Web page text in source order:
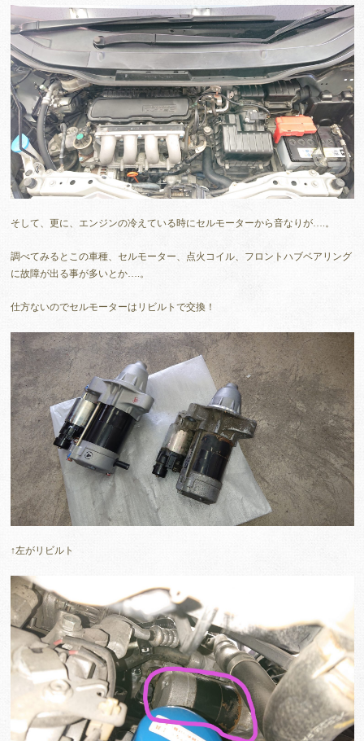
そして、更に、エンジンの冷えている時にセルモーターから音なりが….。
調べてみるとこの車種、セルモーター、点火コイル、フロントハブベアリング
に故障が出る事が多いとか….。
仕方ないのでセルモーターはリビルトで交換！
↑左がリビルト